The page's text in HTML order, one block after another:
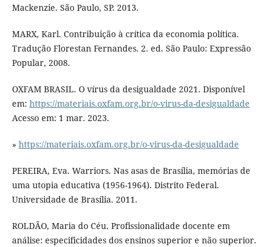
Mackenzie. São Paulo, SP. 2013.
MARX, Karl. Contribuição à crítica da economia política.
Tradução Florestan Fernandes. 2. ed. São Paulo: Expressão
Popular, 2008.
OXFAM BRASIL. O vírus da desigualdade 2021. Disponível
em: https://materiais.oxfam.org.br/o-virus-da-desigualdade
Acesso em: 1 mar. 2023.
» https://materiais.oxfam.org.br/o-virus-da-desigualdade
PEREIRA, Eva. Warriors. Nas asas de Brasília, memórias de
uma utopia educativa (1956-1964). Distrito Federal.
Universidade de Brasília. 2011.
ROLDÃO, Maria do Céu. Profissionalidade docente em
análise: especificidades dos ensinos superior e não superior.